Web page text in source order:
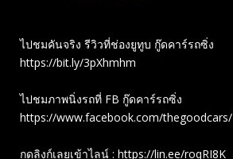
ไปชมคันจริง รีวิวที่ช่องยู​ทูบ​ กู๊ดคาร์รถซิ่ง
https://bit.ly/3pXhmhm​
ไปชมภาพนิ่งรถที่ FB กู๊ดคาร์รถซิ่ง
https://www.facebook.com/thegoodcars/
กดลิงก์เลยเข้าไลน์ : https://lin.ee/roqRI8K